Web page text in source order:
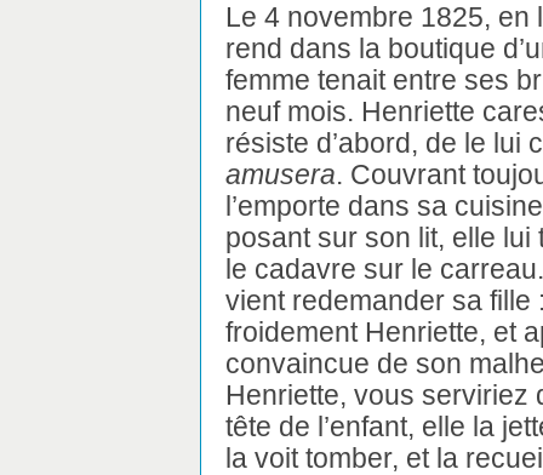
Le 4 novembre 1825, en
rend dans la boutique
femme tenait entre ses
neuf mois. Henriette
résiste d’abord, de le lui
amusera. Couvrant
l’emporte dans sa
posant sur son lit, elle
le cadavre sur le
vient redemander sa fille
froidement Henriette, et
convaincue de son
Henriette, vous serviriez
tête de l’enfant, elle la
la voit tomber, et la